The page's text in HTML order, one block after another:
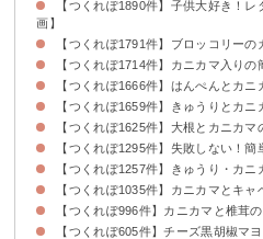
【つくれぽ1890件】子供大好き！
画】
【つくれぽ1791件】ブロッコリーの
【つくれぽ1714件】カニカマ入りの
【つくれぽ1666件】はんぺんとカニ
【つくれぽ1659件】きゅうりとカニ
【つくれぽ1625件】大根とカニカマ
【つくれぽ1295件】失敗しない！簡
【つくれぽ1257件】きゅうり・カ
【つくれぽ1035件】カニカマとキャ
【つくれぽ996件】カニカマと椎茸
【つくれぽ605件】チーズ黒胡椒マ